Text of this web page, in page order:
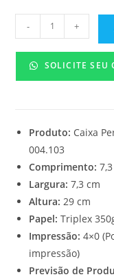
- +
SOLICITE SEU
Produto: Caixa
004.103
Comprimento:
Largura: 7,3 cm
Altura: 29 cm
Papel: Triplex
Impressão: 4×0
impressão)
Previsão de